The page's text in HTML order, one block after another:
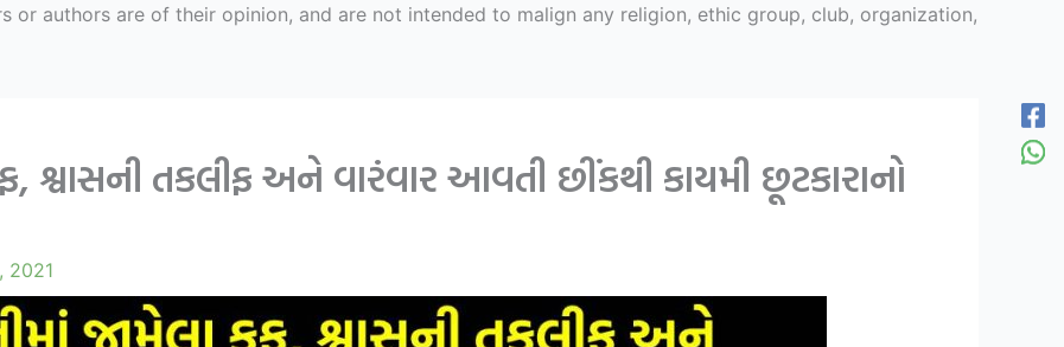
or authors are of their opinion, and are not intended to malign any religion, ethic group, club, organization,
શ્વાસની તકલીફ અને વારંવાર આવતી છીંકથી કાયમી છૂટકારાનો
2021